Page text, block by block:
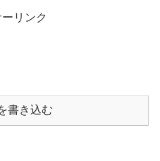
リンク
書き込む